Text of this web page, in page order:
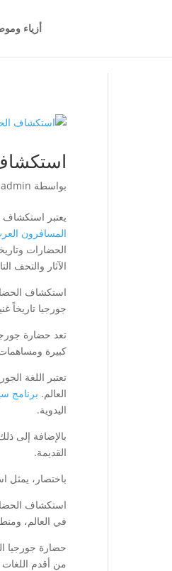
أزياء
بواسطة admin
يعتبر استكشاف
المسافرون
الحضارات
الآثار والتحف
استكشاف
جورجيا تاريخاً
تعد حضارة
كبيرة
تعتبر اللغة
العالم. برنامج
اليدوية.
بالإضافة إلى
القديمة.
باختصار، يمثل
استكشاف
في العالم،
حضارة جورجيا
من أقدم اللغات